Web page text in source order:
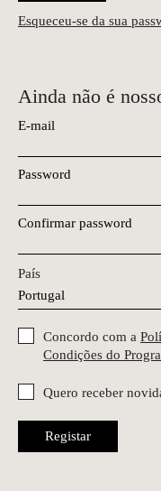
Esqueceu-se da sua
Ainda não é
E-mail
Password
Confirmar password
País
Concordo com a
Condições do
Quero receber
Registar